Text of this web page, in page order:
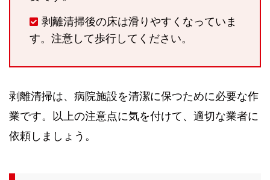
剥離清掃後の床は滑りやすくなっていま
す。注意して歩行してください。
剥離清掃は、病院施設を清潔に保つために必要な作
業です。以上の注意点に気を付けて、適切な業者に
依頼しましょう。